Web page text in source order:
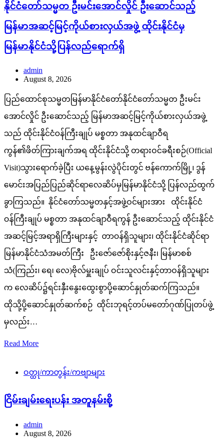
နိုင်ငံတော်သမ္မတ ဦးမင်းအောင်လှိုင် ဦးဆောင်သည့်
မြန်မာအဆင့်မြင့်ကိုယ်စားလှယ်အဖွဲ့ ထိုင်းနိုင်ငံမှ
မြန်မာနိုင်ငံသို့ပြန်လည်ရောက်ရှိ
admin
August 8, 2026
ပြည်ထောင်စုသမ္မတမြန်မာနိုင်ငံတော်နိုင်ငံတော်သမ္မတ ဦးမင်း
အောင်လှိုင် ဦးဆောင်သည့် မြန်မာအဆင့်မြင့်ကိုယ်စားလှယ်အဖွဲ့
သည် ထိုင်းနိုင်ငံဝန်ကြီးချုပ် မစ္စတာ အနုထင်ချာဝီရ
ကွန်၏ဖိတ်ကြားချက်အရ ထိုင်းနိုင်ငံသို့ တရားဝင်ခရီးစဉ်(Official
Visit)သွားရောက်ခဲ့ပြီး ယနေ့မွန်းလွဲပိုင်းတွင် ဗန်ကောက်မြို့၊ ဒွန်
မောင်းအပြည်ပြည်ဆိုင်ရာလေဆိပ်မှမြန်မာနိုင်ငံသို့ ပြန်လည်ထွက်
ခွာကြသည်။ နိုင်ငံတော်သမ္မတနှင့်အဖွဲ့ဝင်များအား ထိုင်းနိုင်ငံ
ဝန်ကြီးချုပ် မစ္စတာ အနုထင်ချာဝီရကွန် ဦးဆောင်သည့် ထိုင်းနိုင်ငံ
အဆင့်မြင့်အရာရှိကြီးများနှင့် တာဝန်ရှိသူများ၊ ထိုင်းနိုင်ငံဆိုင်ရာ
မြန်မာနိုင်ငံသံအမတ်ကြီး ဦးဇော်ဇော်စိုးနှင့်ဇနီး၊ မြန်မာစစ်
သံ(ကြည်း၊ ရေ၊ လေ)ဗိုလ်မှူးချုပ် ဝင်းသူလင်းနှင့်တာဝန်ရှိသူများ
က လေဆိပ်၌ရင်းနှီးနွေးထွေးစွာပို့ဆောင်နှုတ်ဆက်ကြသည်။
ထိုသို့ပို့ဆောင်နှုတ်ဆက်စဉ် ထိုင်းဘုရင့်တပ်မတော်ဂုဏ်ပြုတပ်ဖွဲ့
မှလည်း…
Read More
ဝတ္ထု/ကာတွန်း/ကဗျာများ
ငြိမ်းချမ်းရေးပန်း အတူနမ်းစို့
admin
August 8, 2026